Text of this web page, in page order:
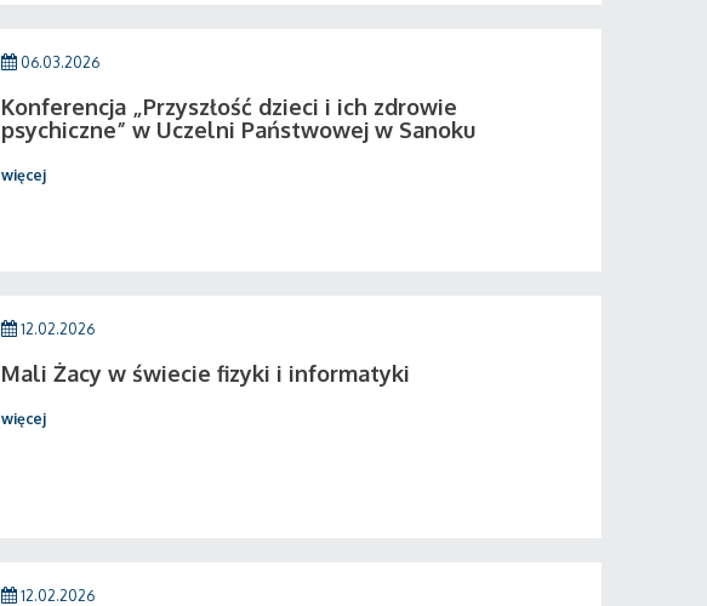
06.03.2026
Konferencja „Przyszłość dzieci i ich zdrowie
psychiczne” w Uczelni Państwowej w Sanoku
więcej
12.02.2026
Mali Żacy w świecie fizyki i informatyki
więcej
12.02.2026